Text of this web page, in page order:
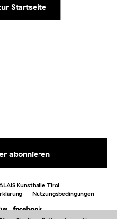
Startseite
Kunsthalle Tirol
Nutzungsbedingungen